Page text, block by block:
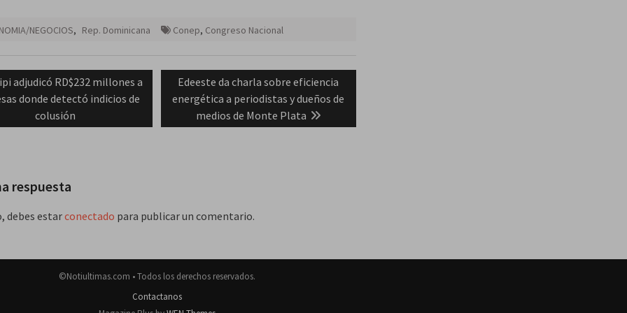
NEGOCIOS, Rep. Dominicana Conep, Congreso Nacional
adjudicó RD$232 millones a
donde detectó indicios de
colusión
Next
post:
Edeeste da charla sobre eficiencia
energética a periodistas y dueños de
medios de Monte Plata
respuesta
debes estarconectado para publicar un comentario.
©Notiultimas.com • Todos los derechos reservados.
Contactanos